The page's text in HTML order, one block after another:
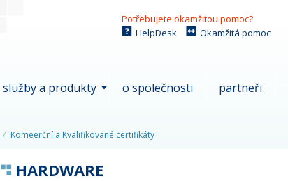
Potřebujete okamžitou pomoc?
HelpDesk
Okamžitá pomoc
služby a produkty o společnosti partneři
Komeerční a Kvalifikované certifikáty
HARDWARE